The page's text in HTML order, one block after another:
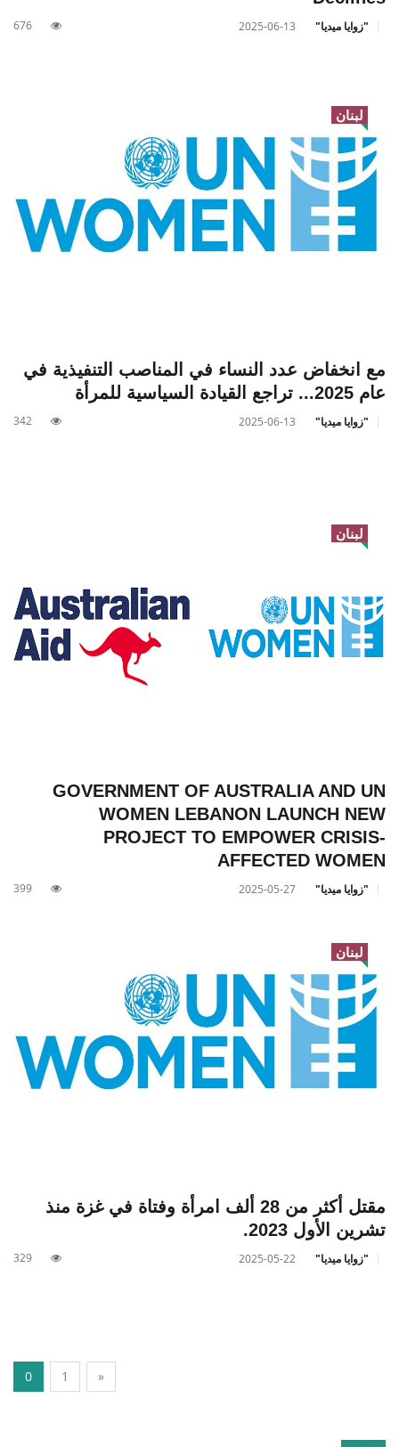
"زوايا ميديا" 2025-06-13
676
لبنان
مع انخفاض عدد النساء في المناصب التنفيذية في
عام 2025... تراجع القيادة السياسية للمرأة
"زوايا ميديا" 2025-06-13
342
لبنان
GOVERNMENT OF AUSTRALIA AND UN
WOMEN LEBANON LAUNCH NEW
PROJECT TO EMPOWER CRISIS-
AFFECTED WOMEN
"زوايا ميديا" 2025-05-27
399
لبنان
مقتل أكثر من 28 ألف امرأة وفتاة في غزة منذ
تشرين الأول 2023.
"زوايا ميديا" 2025-05-22
329
0 1 »